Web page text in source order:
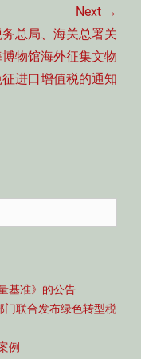
Next →
总局、海关总署关
物馆海外征集文物
征进口增值税的通知
基准》的公告
门联合发布绿色转型税
例